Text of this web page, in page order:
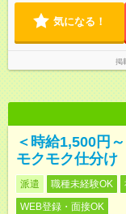
気になる！
掲
＜時給1,500円
モクモク仕分け
派遣 職種未経験OK
WEB登録・面接OK